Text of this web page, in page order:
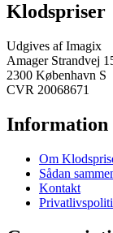
Klodspriser
Udgives af Imagix
Amager Strandvej
2300 København S
CVR 20068671
Information
Om
Sådan
Kontakt